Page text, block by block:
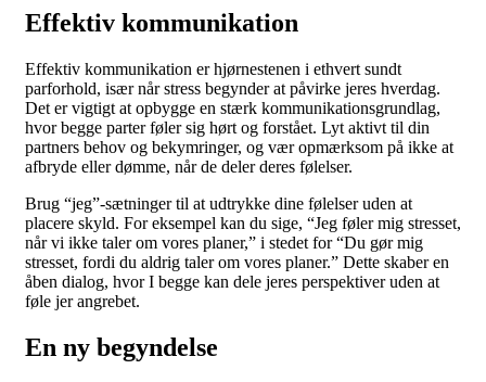
Effektiv kommunikation
Effektiv kommunikation er hjørnestenen i ethvert sundt
parforhold, især når stress begynder at påvirke jeres hverdag.
Det er vigtigt at opbygge en stærk kommunikationsgrundlag,
hvor begge parter føler sig hørt og forstået. Lyt aktivt til din
partners behov og bekymringer, og vær opmærksom på ikke at
afbryde eller dømme, når de deler deres følelser.
Brug “jeg”-sætninger til at udtrykke dine følelser uden at
placere skyld. For eksempel kan du sige, “Jeg føler mig stresset,
når vi ikke taler om vores planer,” i stedet for “Du gør mig
stresset, fordi du aldrig taler om vores planer.” Dette skaber en
åben dialog, hvor I begge kan dele jeres perspektiver uden at
føle jer angrebet.
En ny begyndelse